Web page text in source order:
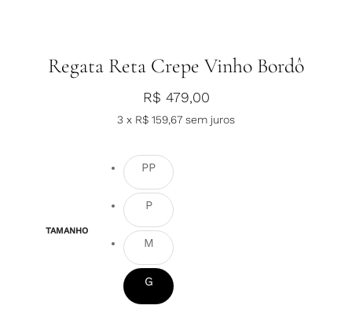
Regata Reta Crepe Vinho Bordô
R$ 479,00
3 x R$ 159,67 sem juros
TAMANHO
PP
P
M
G